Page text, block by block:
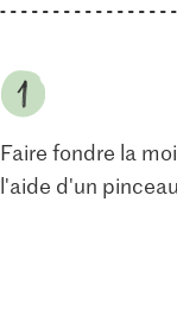
Faire fondre la
l'aide d'un